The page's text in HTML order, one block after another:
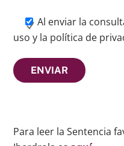
Al enviar la
uso y la política de
Para leer la Sentencia